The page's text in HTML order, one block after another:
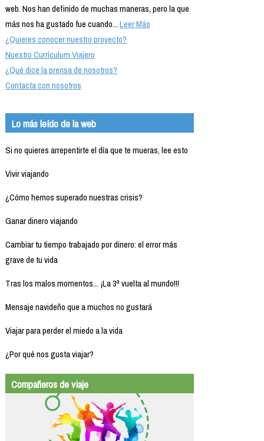
web. Nos han definido de muchas maneras, pero la que
más nos ha gustado fue cuando...Leer Más
¿Quieres conocer nuestro proyecto?
Nuestro Currículum Viajero
¿Qué dice la prensa de nosotros?
Contacta con nosotros
Lo más leído de la web
Si no quieres arrepentirte el día que te mueras, lee esto
Vivir viajando
¿Cómo hemos superado nuestras crisis?
Ganar dinero viajando
Cambiar tu tiempo trabajado por dinero: el error más
grave de tu vida
Tras los malos momentos... ¡La 3ª vuelta al mundo!!!
Mensaje navideño que a muchos no gustará
Viajar para perder el miedo a la vida
¿Por qué nos gusta viajar?
Compañeros de viaje